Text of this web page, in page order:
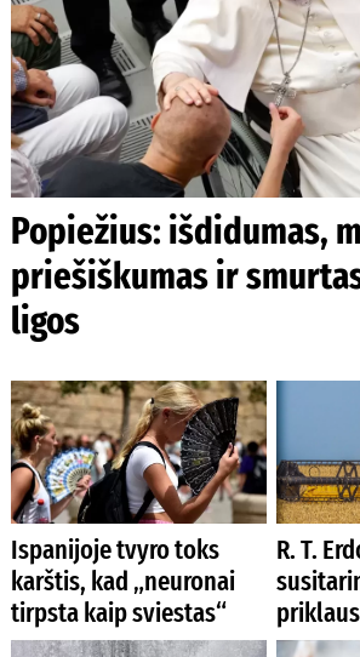
Popiežius: išdidumas,
priešiškumas ir
ligos
Ispanijoje tvyro toks
karštis, kad „neuronai
tirpsta kaip sviestas“
R. T.